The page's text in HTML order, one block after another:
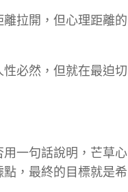
拉開，但心理距離的
必然，但就在最迫切
一句話說明，芒草心
，最終的目標就是希